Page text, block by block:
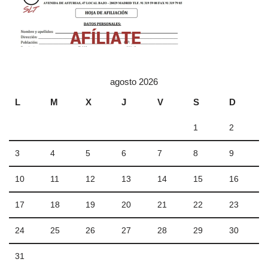
agosto 2026
L
M X J V S D
1 2
3 4 5 6 7 8 9
10 11 12 13 14 15 16
17 18 19 20 21 22 23
24 25 26 27 28 29 30
31